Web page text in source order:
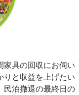
家具の回収にお伺い
りと収益を上げたい
民泊撤退の最終日の